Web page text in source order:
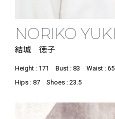
NORIKO YUKI
結城 徳子
Height : 171 Bust : 83
Waist : 65
Hips : 87
Shoes : 23.5